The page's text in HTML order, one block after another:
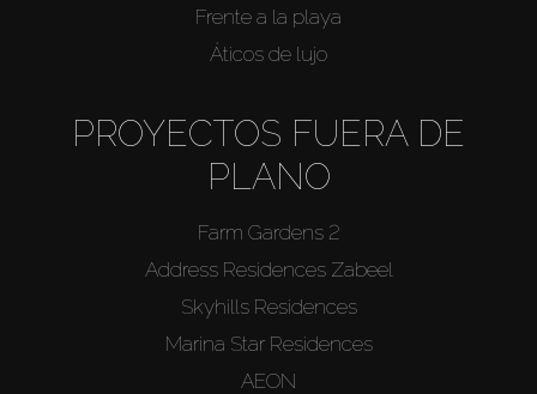
Frente a la playa
Áticos de lujo
PROYECTOS FUERA DE
PLANO
Farm Gardens 2
Address Residences Zabeel
Skyhills Residences
Marina Star Residences
AEON